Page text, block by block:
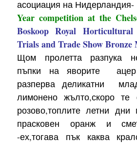
асоциация на Нидерландия-
Year competition at the
Boskoop Royal
Trials and Trade Show Bronze
Щом пролетта разпука
пъпки на яворите ацер
разперва деликатни
лимонено жълто,скоро
розово,топлите летни дни
прасковен оранж и
-ех,тогава пък каква